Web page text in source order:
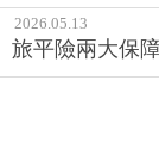
2026.05.13
旅平險兩大保